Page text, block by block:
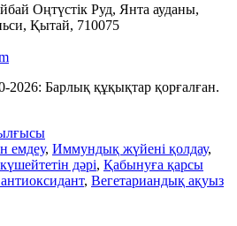
Оңтүстік Руд, Янта ауданы,
Қытай, 710075
Барлық құқықтар қорғалған.
емдеу, Иммундық жүйені қолдау,
дәрі, Қабынуға қарсы
, Вегетариандық ақуыз